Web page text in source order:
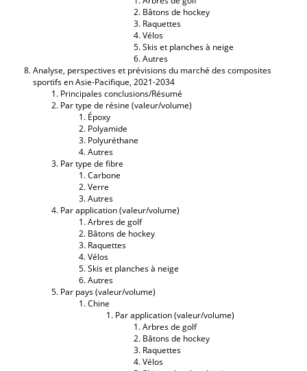
Bâtons de hockey
Raquettes
Vélos
Skis et planches à neige
Autres
Analyse, perspectives et prévisions du marché des composites
sportifs en Asie-Pacifique, 2021-2034
Principales conclusions/Résumé
Par type de résine (valeur/volume)
Époxy
Polyamide
Polyuréthane
Autres
Par type de fibre
Carbone
Verre
Autres
Par application (valeur/volume)
Arbres de golf
Bâtons de hockey
Raquettes
Vélos
Skis et planches à neige
Autres
Par pays (valeur/volume)
Chine
Par application (valeur/volume)
Arbres de golf
Bâtons de hockey
Raquettes
Vélos